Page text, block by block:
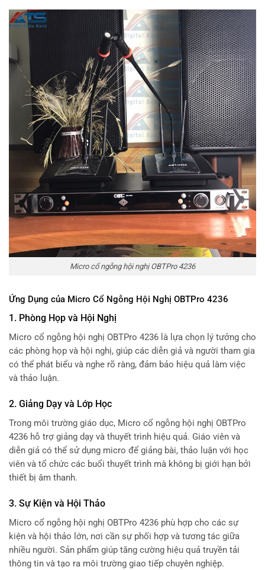
Micro cổ ngỗng hội nghị OBTPro 4236
Ứng Dụng của Micro Cổ Ngỗng Hội Nghị OBTPro 4236
1. Phòng Họp và Hội Nghị
Micro cổ ngỗng hội nghị OBTPro 4236 là lựa chọn lý tưởng cho
các phòng họp và hội nghị, giúp các diễn giả và người tham gia
có thể phát biểu và nghe rõ ràng, đảm bảo hiệu quả làm việc
và thảo luận.
2. Giảng Dạy và Lớp Học
Trong môi trường giáo dục, Micro cổ ngỗng hội nghị OBTPro
4236 hỗ trợ giảng dạy và thuyết trình hiệu quả. Giáo viên và
diễn giả có thể sử dụng micro để giảng bài, thảo luận với học
viên và tổ chức các buổi thuyết trình mà không bị giới hạn bởi
thiết bị âm thanh.
3. Sự Kiện và Hội Thảo
Micro cổ ngỗng hội nghị OBTPro 4236 phù hợp cho các sự
kiện và hội thảo lớn, nơi cần sự phối hợp và tương tác giữa
nhiều người. Sản phẩm giúp tăng cường hiệu quả truyền tải
thông tin và tạo ra môi trường giao tiếp chuyên nghiệp.